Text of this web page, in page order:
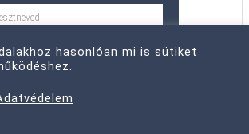
hasonlóan mi is sütiket